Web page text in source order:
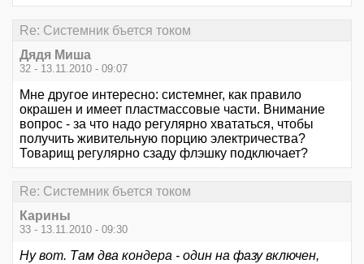
Re: Системник бъется током
Дядя Миша
32 - 13.11.2010 - 09:07
Мне другое интересно: системнег, как правило
окрашен и имеет пластмассовые части. Внимание
вопрос - за что надо регулярно хвататься, чтобы
получить живительную порцию электричества?
Товарищ регулярно сзаду флэшку подключает?
Re: Системник бъется током
Карины
33 - 13.11.2010 - 09:30
Ну вот. Там два кондера - один на фазу включен,